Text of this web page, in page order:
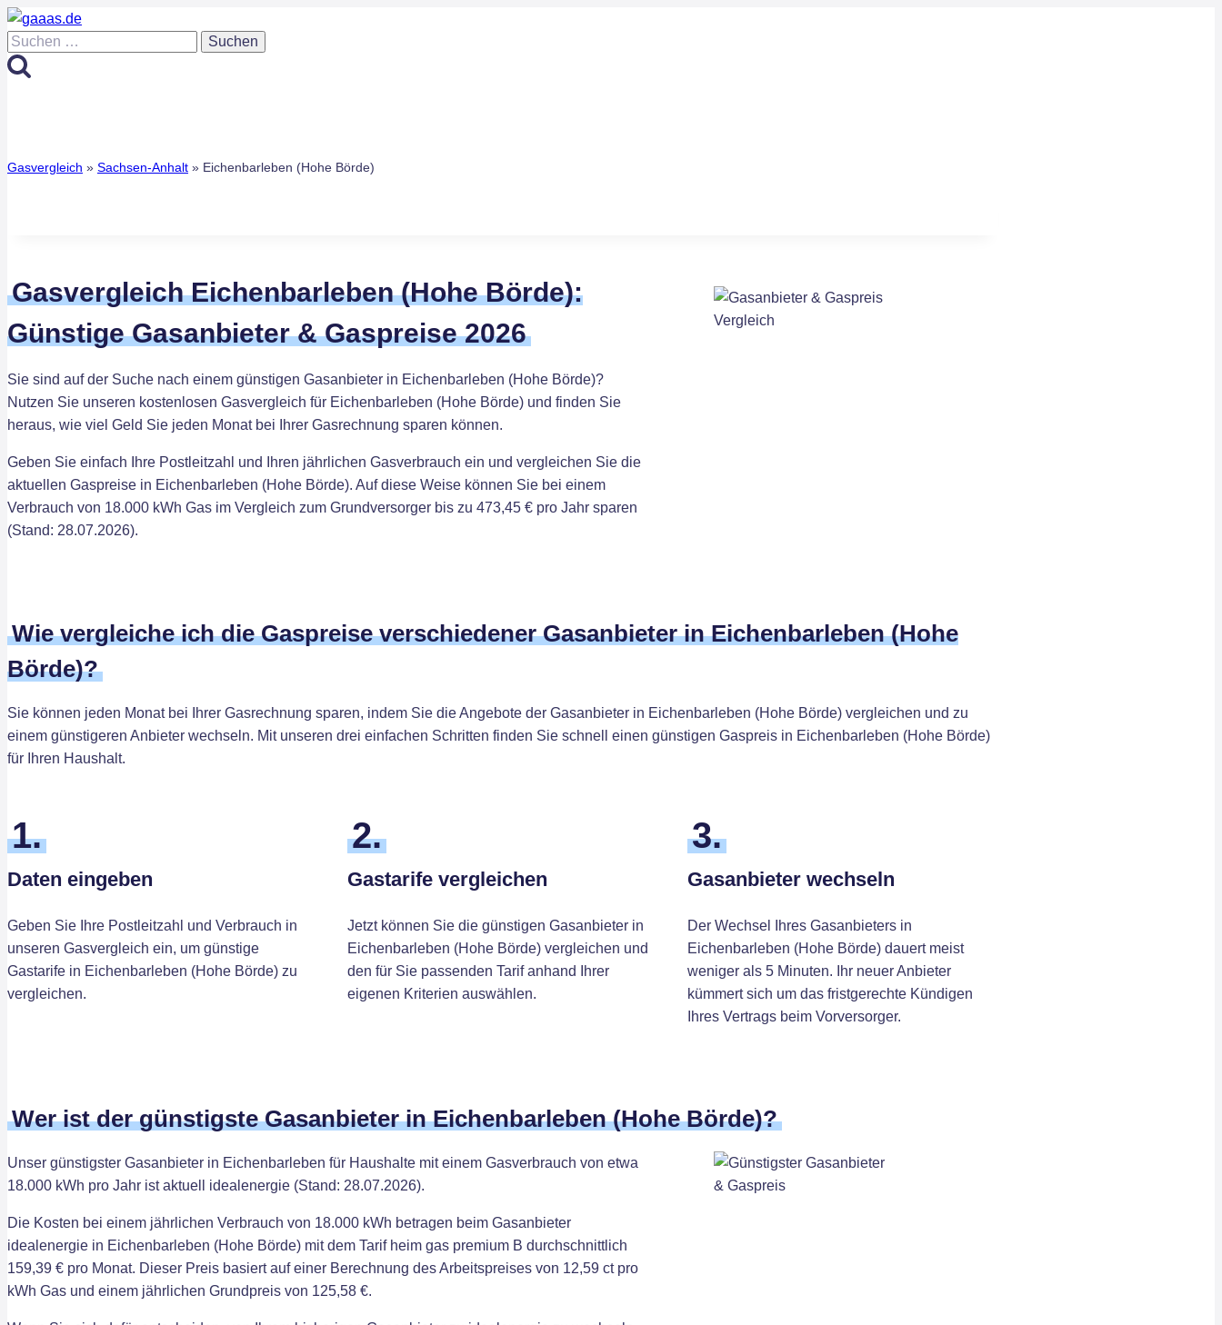
Zum
Inhalt
springen
Suchen
nach:
Gasvergleich » Sachsen-Anhalt » Eichenbarleben (Hohe Börde)
Gasvergleich Eichenbarleben (Hohe Börde):
Günstige Gasanbieter & Gaspreise 2026
Sie sind auf der Suche nach einem günstigen Gasanbieter in Eichenbarleben (Hohe Börde)?
Nutzen Sie unseren kostenlosen Gasvergleich für Eichenbarleben (Hohe Börde) und finden Sie
heraus, wie viel Geld Sie jeden Monat bei Ihrer Gasrechnung sparen können.
Geben Sie einfach Ihre Postleitzahl und Ihren jährlichen Gasverbrauch ein und vergleichen Sie die
aktuellen Gaspreise in Eichenbarleben (Hohe Börde). Auf diese Weise können Sie bei einem
Verbrauch von 18.000 kWh Gas im Vergleich zum Grundversorger bis zu 473,45 € pro Jahr sparen
(Stand: 28.07.2026).
Wie vergleiche ich die Gaspreise verschiedener Gasanbieter in Eichenbarleben (Hohe
Börde)?
Sie können jeden Monat bei Ihrer Gasrechnung sparen, indem Sie die Angebote der Gasanbieter in Eichenbarleben (Hohe Börde) vergleichen und zu
einem günstigeren Anbieter wechseln. Mit unseren drei einfachen Schritten finden Sie schnell einen günstigen Gaspreis in Eichenbarleben (Hohe Börde)
für Ihren Haushalt.
1.
Daten eingeben
Geben Sie Ihre Postleitzahl und Verbrauch in
unseren Gasvergleich ein, um günstige
Gastarife in Eichenbarleben (Hohe Börde) zu
vergleichen.
2.
Gastarife vergleichen
Jetzt können Sie die günstigen Gasanbieter in
Eichenbarleben (Hohe Börde) vergleichen und
den für Sie passenden Tarif anhand Ihrer
eigenen Kriterien auswählen.
3.
Gasanbieter wechseln
Der Wechsel Ihres Gasanbieters in
Eichenbarleben (Hohe Börde) dauert meist
weniger als 5 Minuten. Ihr neuer Anbieter
kümmert sich um das fristgerechte Kündigen
Ihres Vertrags beim Vorversorger.
Wer ist der günstigste Gasanbieter in Eichenbarleben (Hohe Börde)?
Unser günstigster Gasanbieter in Eichenbarleben für Haushalte mit einem Gasverbrauch von etwa
18.000 kWh pro Jahr ist aktuell idealenergie (Stand: 28.07.2026).
Die Kosten bei einem jährlichen Verbrauch von 18.000 kWh betragen beim Gasanbieter
idealenergie in Eichenbarleben (Hohe Börde) mit dem Tarif heim gas premium B durchschnittlich
159,39 € pro Monat. Dieser Preis basiert auf einer Berechnung des Arbeitspreises von 12,59 ct pro
kWh Gas und einem jährlichen Grundpreis von 125,58 €.